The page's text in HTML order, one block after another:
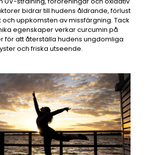
bidrar till hudens åldrande, förlust
och uppkomsten av missfärgning. Tack
egenskaper verkar curcumin på
för att återställa hudens ungdomliga
och friska utseende.